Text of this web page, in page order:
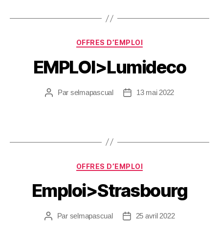
OFFRES D’EMPLOI
EMPLOI>Lumideco
Par selmapascual 13 mai 2022
OFFRES D’EMPLOI
Emploi>Strasbourg
Par selmapascual 25 avril 2022